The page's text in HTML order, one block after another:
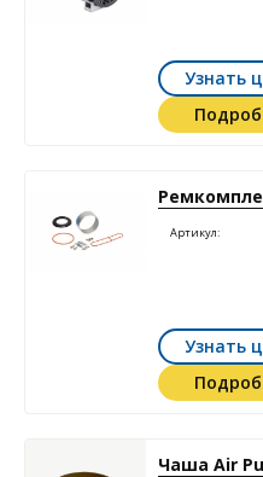
Узнать
Артикул:
Узнать
Чаша Air